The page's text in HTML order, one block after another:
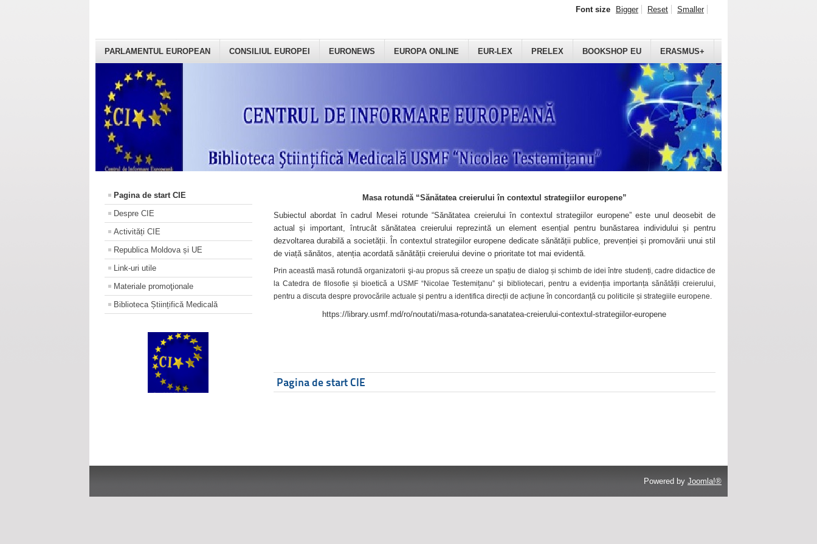
PARLAMENTUL EUROPEAN CONSILIUL EUROPEI EURONEWS EUROPA ONLINE EUR-LEX PRELEX BOOKSHOP EU ERASMUS+
Font size Bigger Reset Smaller
Pagina de start CIE
Despre CIE
Activități CIE
Republica Moldova și UE
Link-uri utile
Materiale promoţionale
Biblioteca Științifică Medicală
Masa rotundă “Sănătatea creierului în contextul strategiilor europene”
Subiectul abordat în cadrul Mesei rotunde “Sănătatea creierului în contextul strategiilor europene” este unul deosebit de
actual și important, întrucât sănătatea creierului reprezintă un element esențial pentru bunăstarea individului și pentru
dezvoltarea durabilă a societății. În contextul strategiilor europene dedicate sănătății publice, prevenției și promovării unui stil
de viață sănătos, atenția acordată sănătății creierului devine o prioritate tot mai evidentă.
Prin această masă rotundă organizatorii şi-au propus să creeze un spațiu de dialog și schimb de idei între studenți, cadre didactice de
la Catedra de filosofie și bioetică a USMF “Nicolae Testemițanu” și bibliotecari, pentru a evidenția importanța sănătății creierului,
pentru a discuta despre provocările actuale și pentru a identifica direcții de acțiune în concordanță cu politicile și strategiile europene.
https://library.usmf.md/ro/noutati/masa-rotunda-sanatatea-creierului-contextul-strategiilor-europene
Pagina de start CIE
Powered by Joomla!®